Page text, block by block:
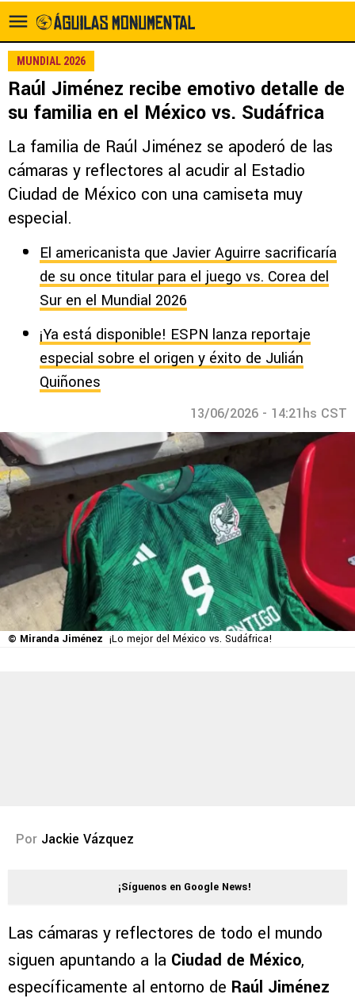
MUNDIAL 2026
Raúl Jiménez recibe emotivo detalle de
su familia en el México vs. Sudáfrica
La familia de Raúl Jiménez se apoderó de las
cámaras y reflectores al acudir al Estadio
Ciudad de México con una camiseta muy
especial.
El americanista que Javier Aguirre sacrificaría
de su once titular para el juego vs. Corea del
Sur en el Mundial 2026
¡Ya está disponible! ESPN lanza reportaje
especial sobre el origen y éxito de Julián
Quiñones
13/06/2026 - 14:21hs CST
© Miranda Jiménez ¡Lo mejor del México vs. Sudáfrica!
Por Jackie Vázquez
¡Síguenos en Google News!
Las cámaras y reflectores de todo el mundo
siguen apuntando a la Ciudad de México,
específicamente al entorno de Raúl Jiménez